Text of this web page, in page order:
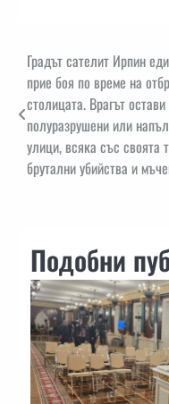
Навигация
Градът сателит Ирпин
прие боя по време на
столицата. Врагът остави
полуразрушени или
улици, всяка със своята
брутални убийства и
Подобни